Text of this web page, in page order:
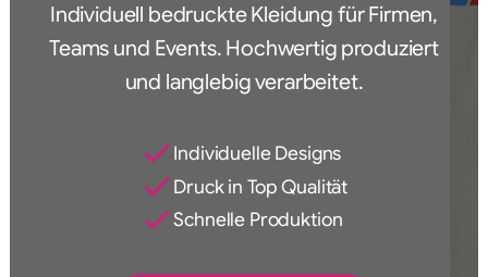
Individuell bedruckte Kleidung für Firmen,
Teams und Events. Hochwertig produziert
und langlebig verarbeitet.
Individuelle Designs
Druck in Top Qualität
Schnelle Produktion